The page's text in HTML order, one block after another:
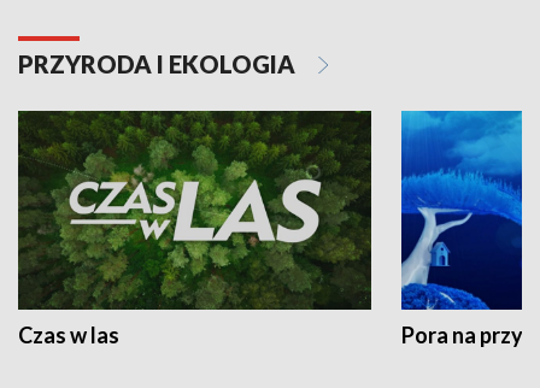
PRZYRODA I EKOLOGIA
Czas w las Pora na